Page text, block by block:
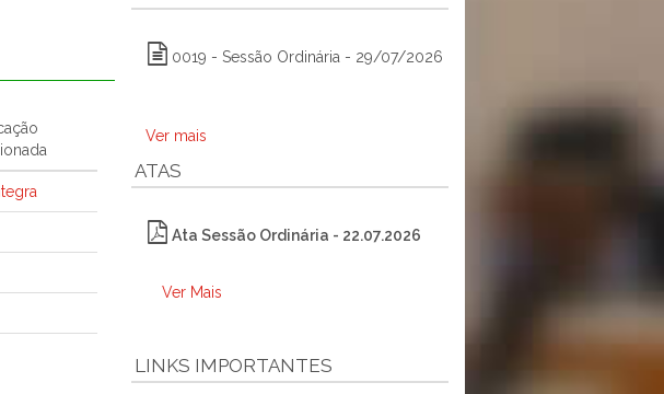
0019 - Sessão Ordinária - 29/07/2026
Ver mais
ATAS
Ata Sessão Ordinária - 22.07.2026
Ver Mais
LINKS IMPORTANTES